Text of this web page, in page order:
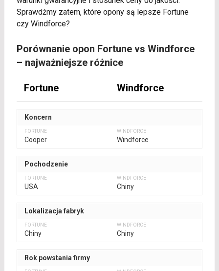
Sprawdźmy zatem, które opony są lepsze Fortune
czy Windforce?
Porównanie opon Fortune vs Windforce
– najważniejsze różnice
Fortune Windforce
Koncern
Cooper Windforce
Pochodzenie
USA Chiny
Lokalizacja fabryk
Chiny Chiny
Rok powstania firmy